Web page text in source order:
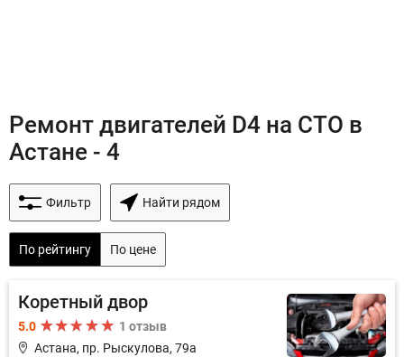
Ремонт двигателей D4 на СТО в
Астане - 4
Фильтр Найти рядом
По рейтингу По цене
Коретный двор
5.0
1 отзыв
Астана, пр. Рыскулова, 79а